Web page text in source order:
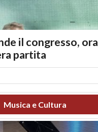
il congresso, ora
partita
Musica e Cultura